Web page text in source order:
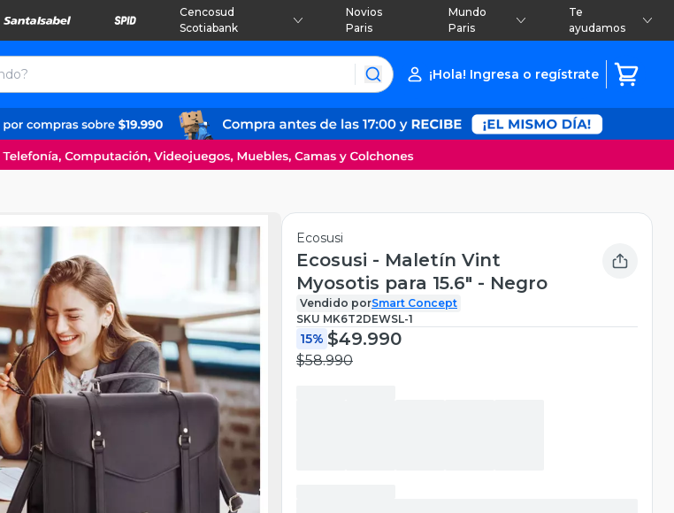
Cencosud
Scotiabank
Novios
Paris
Mundo
Paris
Te
ayudamos
¡Hola! Ingresa o regístrate
Ecosusi
Ecosusi - Maletín Vint
Myosotis para 15.6" - Negro
Vendido porSmart Concept
SKU MK6T2DEWSL-1
15% $49.990
$58.990